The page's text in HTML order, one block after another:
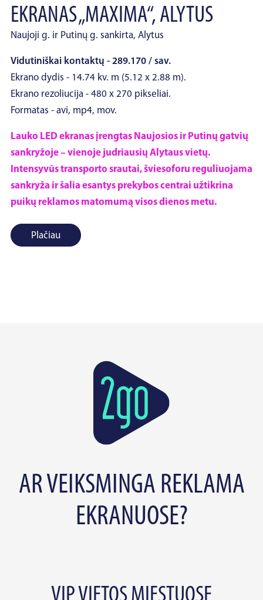
EKRANAS „MAXIMA“, ALYTUS
Naujoji g. ir Putinų g. sankirta, Alytus
Vidutiniškai kontaktų - 289.170 / sav.
Ekrano dydis - 14.74 kv. m (5.12 x 2.88 m).
Ekrano rezoliucija - 480 x 270 pikseliai.
Formatas - avi, mp4, mov.
Lauko LED ekranas įrengtas Naujosios ir Putinų gatvių
sankryžoje – vienoje judriausių Alytaus vietų.
Intensyvūs transporto srautai, šviesoforu reguliuojama
sankryža ir šalia esantys prekybos centrai užtikrina
puikų reklamos matomumą visos dienos metu.
Plačiau
AR VEIKSMINGA REKLAMA
EKRANUOSE?